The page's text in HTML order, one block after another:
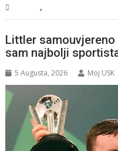
,
Littler samouvjereno
sam najbolji
5 Augusta, 2026 Moj USK